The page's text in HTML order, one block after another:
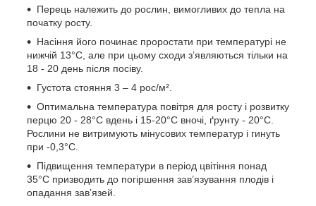
Перець належить до рослин, вимогливих до тепла на
початку росту.
Насіння його починає проростати при температурі не
нижчій 13°С, але при цьому сходи з’являються тільки на
18 - 20 день після посіву.
Густота стояння 3 – 4 рос/м².
Оптимальна температура повітря для росту і розвитку
перцю 20 - 28°С вдень і 15-20°С вночі, ґрунту - 20°С.
Рослини не витримують мінусових температур і гинуть
при -0,3°С.
Підвищення температури в період цвітіння понад
35°С призводить до погіршення зав’язування плодів і
опадання зав’язей.